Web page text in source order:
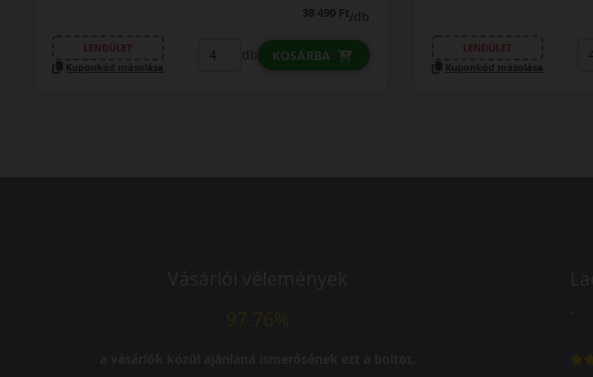
44 490 Ft/db
LENDÜLET
Kuponkód másolása
db KOSÁRBA
LENDÜLET
Kuponkód másolása